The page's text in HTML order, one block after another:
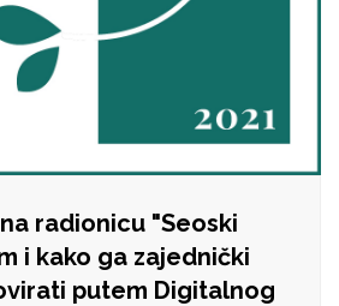
radionicu "Seoski
i kako ga zajednički
putem Digitalnog